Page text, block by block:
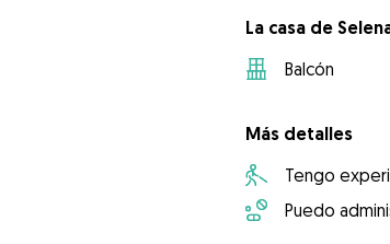
La casa de
Balcón
Más detalles
Tengo
Puedo